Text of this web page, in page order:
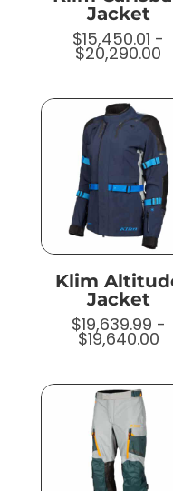
Jacket
$15,450.01 -
$20,290.00
Klim
Jacket
$19,639.99 -
$19,640.00